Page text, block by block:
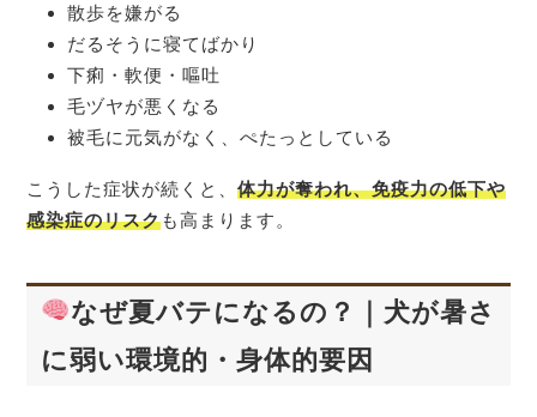
散歩を嫌がる
だるそうに寝てばかり
下痢・軟便・嘔吐
毛ヅヤが悪くなる
被毛に元気がなく、ぺたっとしている
こうした症状が続くと、体力が奪われ、免疫力の低下や
感染症のリスクも高まります。
なぜ夏バテになるの？｜犬が暑さ
に弱い環境的・身体的要因